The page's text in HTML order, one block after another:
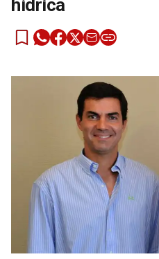
hidríca